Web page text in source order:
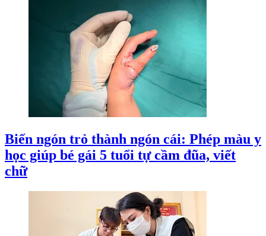
Biến ngón trỏ thành ngón cái: Phép màu y
học giúp bé gái 5 tuổi tự cầm đũa, viết
chữ